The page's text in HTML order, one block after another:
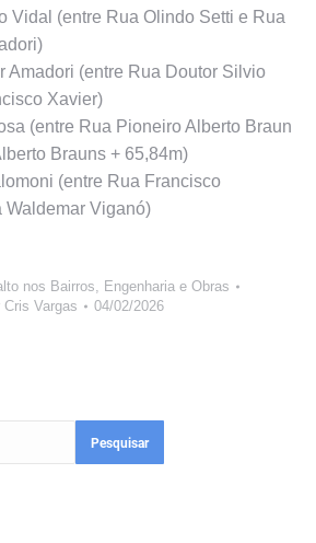
Vidal (entre Rua Olindo Setti e Rua
Amadori (entre Rua Doutor Silvio
Xavier)
(entre Rua Pioneiro Alberto Braun
Brauns + 65,84m)
(entre Rua Francisco
Waldemar Viganó)
nos Bairros, Engenharia e Obras
Cris Vargas 04/02/2026
Pesquisar